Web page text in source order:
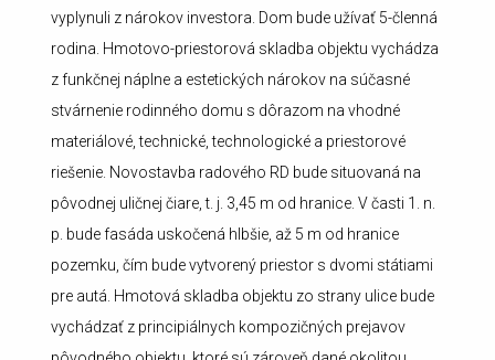
vyplynuli z nárokov investora. Dom bude užívať 5-členná
rodina. Hmotovo-priestorová skladba objektu vychádza
z funkčnej náplne a estetických nárokov na súčasné
stvárnenie rodinného domu s dôrazom na vhodné
materiálové, technické, technologické a priestorové
riešenie. Novostavba radového RD bude situovaná na
pôvodnej uličnej čiare, t. j. 3,45 m od hranice. V časti 1. n.
p. bude fasáda uskočená hlbšie, až 5 m od hranice
pozemku, čím bude vytvorený priestor s dvomi státiami
pre autá. Hmotová skladba objektu zo strany ulice bude
vychádzať z principiálnych kompozičných prejavov